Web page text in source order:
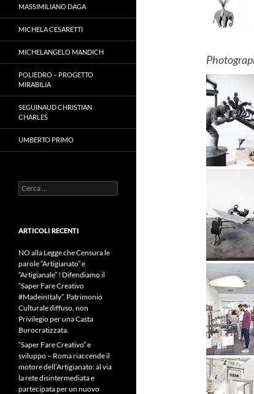
MASSIMILIANO DAGA
MICHELA CESARETTI
MICHELANGELO MANDICH
POLIEDRO – PROGETTO
MIRABILIA
SEGUINAUD CHRISTIAN
CHARLES
UMBERTO PRIMO
Ricerca
per:
ARTICOLI RECENTI
NO alla Legge che Censura le
parole “Artigianato” e
“Artigianale” ! Difendiamo il
“Saper Fare Creativo
#MadeinItaly”, Patrimonio
Culturale diffuso, non
Privilegio per una Casta
Burocratizzata.
“Saper Fare Creativo” e
sviluppo – Roma riaccende il
motore dell’Artigianato: al via
la rete disintermediata e
partecipata per un nuovo